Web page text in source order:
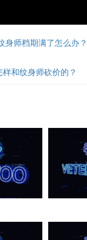
身师档期满了怎么办？
和纹身师砍价的？